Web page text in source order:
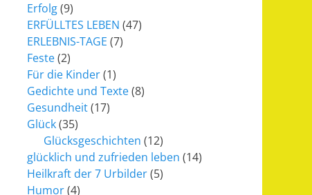
Erfolg(9)
ERFÜLLTES LEBEN (47)
ERLEBNIS-TAGE (7)
Feste(2)
Für die Kinder(1)
Gedichte und Texte(8)
Gesundheit(17)
Glück(35)
Glücksgeschichten (12)
glücklich und zufrieden leben (14)
Heilkraft der 7 Urbilder(5)
Humor(4)